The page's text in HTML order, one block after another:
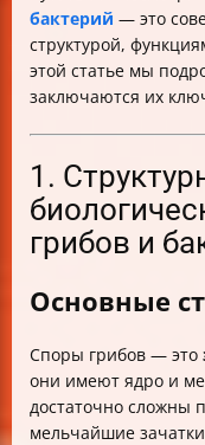
бактерий — это
структурой,
этой статье мы
заключаются их
1.
грибов и
Основные
Споры грибов — это
они имеют ядро и
достаточно сложны
мельчайшие